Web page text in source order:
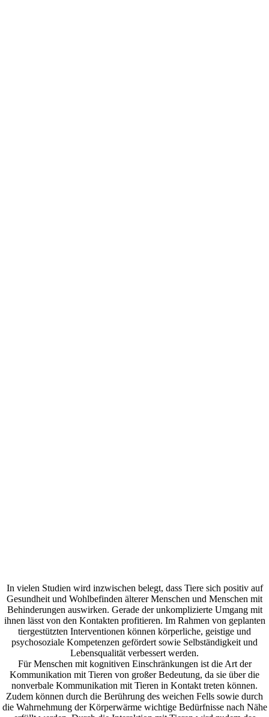
In vielen Studien wird inzwischen belegt, dass Tiere sich positiv auf
Gesundheit und Wohlbefinden älterer Menschen und Menschen mit
Behinderungen auswirken. Gerade der unkomplizierte Umgang mit
ihnen lässt von den Kontakten profitieren. Im Rahmen von geplanten
tiergestützten Interventionen können körperliche, geistige und
psychosoziale Kompetenzen gefördert sowie Selbständigkeit und
Lebensqualität verbessert werden.
Für Menschen mit kognitiven Einschränkungen ist die Art der
Kommunikation mit Tieren von großer Bedeutung, da sie über die
nonverbale Kommunikation mit Tieren in Kontakt treten können.
Zudem können durch die Berührung des weichen Fells sowie durch
die Wahrnehmung der Körperwärme wichtige Bedürfnisse nach Nähe